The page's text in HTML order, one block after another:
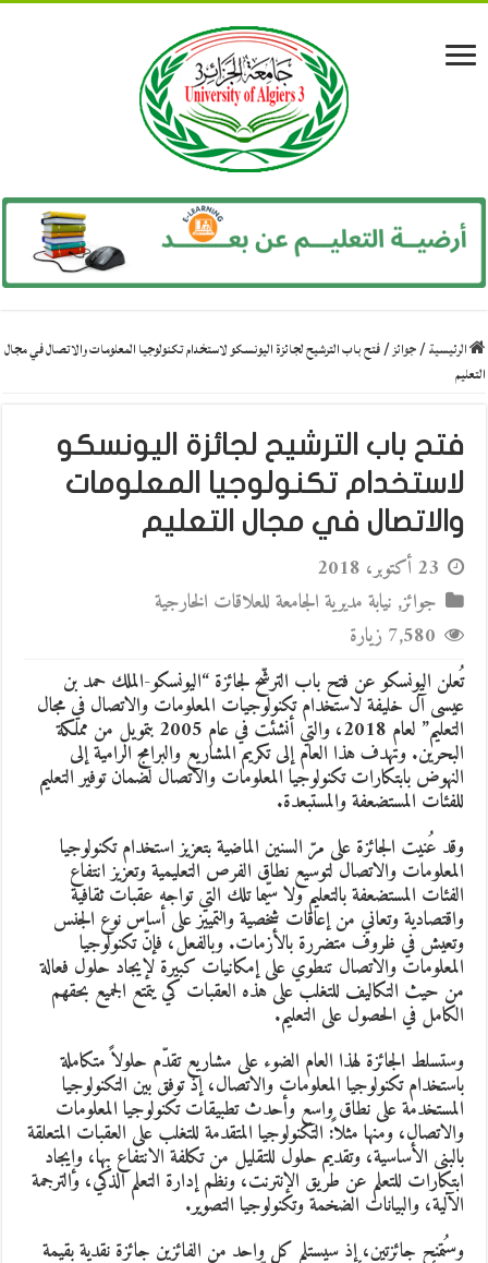
الرئيسية/جوائز/فتح باب الترشيح لجائزة اليونسكو لاستخدام تكنولوجيا المعلومات والاتصال في مجال
التعليم
فتح باب الترشيح لجائزة اليونسكو
لاستخدام تكنولوجيا المعلومات
والاتصال في مجال التعليم
23 أكتوبر، 2018
جوائز, نيابة مديرية الجامعة للعلاقات الخارجية
7,580 زيارة
تُعلن اليونسكو عن فتح باب الترشّح لجائزة “اليونسكو-الملك حمد بن
عيسى آل خليفة لاستخدام تكنولوجيات المعلومات والاتصال في مجال
التعليم” لعام 2018، والتي أنشئت في عام 2005 بتمويل من مملكة
البحرين. وتهدف هذا العام إلى تكريم المشاريع والبرامج الرامية إلى
النهوض بابتكارات تكنولوجيا المعلومات والاتصال لضمان توفير التعليم
للفئات المستضعفة والمستبعدة.
وقد عُنيت الجائزة على مرّ السنين الماضية بتعزيز استخدام تكنولوجيا
المعلومات والاتصال لتوسيع نطاق الفرص التعليمية وتعزيز انتفاع
الفئات المستضعفة بالتعليم ولا سيّما تلك التي تواجه عقبات ثقافية
واقتصادية وتعاني من إعاقات شخصية والتمييز على أساس نوع الجنس
وتعيش في ظروف متضررة بالأزمات. وبالفعل، فإنّ تكنولوجيا
المعلومات والاتصال تنطوي على إمكانيات كبيرة لإيجاد حلول فعالة
من حيث التكاليف للتغلب على هذه العقبات كي يتمتع الجميع بحقهم
الكامل في الحصول على التعليم.
وستسلط الجائزة لهذا العام الضوء على مشاريع تقدّم حلولاً متكاملة
باستخدام تكنولوجيا المعلومات والاتصال، إذ توفق بين التكنولوجيا
المستخدمة على نطاق واسع وأحدث تطبيقات تكنولوجيا المعلومات
والاتصال، ومنها مثلاً: التكنولوجيا المتقدمة للتغلب على العقبات المتعلقة
بالبنى الأساسية، وتقديم حلول للتقليل من تكلفة الانتفاع بها، وإيجاد
ابتكارات للتعلم عن طريق الإنترنت، ونظم إدارة التعلم الذكي، والترجمة
الآلية، والبيانات الضخمة وتكنولوجيا التصوير.
وستُمنح جائزتين، إذ سيستلم كل واحد من الفائزين جائزة نقدية بقيمة